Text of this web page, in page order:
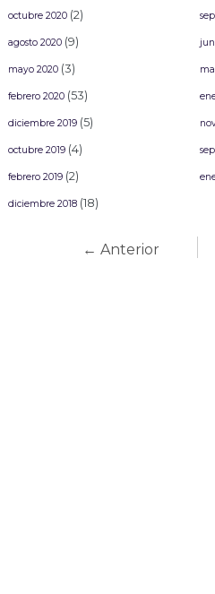
octubre 2020(2)
agosto 2020(9)
mayo 2020(3)
febrero 2020(53)
diciembre 2019(5)
octubre 2019(4)
febrero 2019(2)
diciembre 2018(18)
← Anterior